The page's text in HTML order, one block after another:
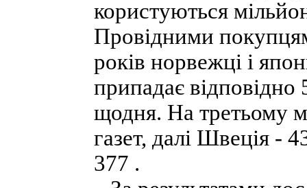
користуються
Провідними
років норвежці і
припадає відповідно
щодня. На третьому
газет, далі Швеція -
377 .